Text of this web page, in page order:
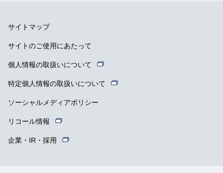
サイトマップ
サイトのご使用にあたって
個人情報の取扱いについて
特定個人情報の取扱いについて
ソーシャルメディアポリシー
リコール情報
企業・IR・採用